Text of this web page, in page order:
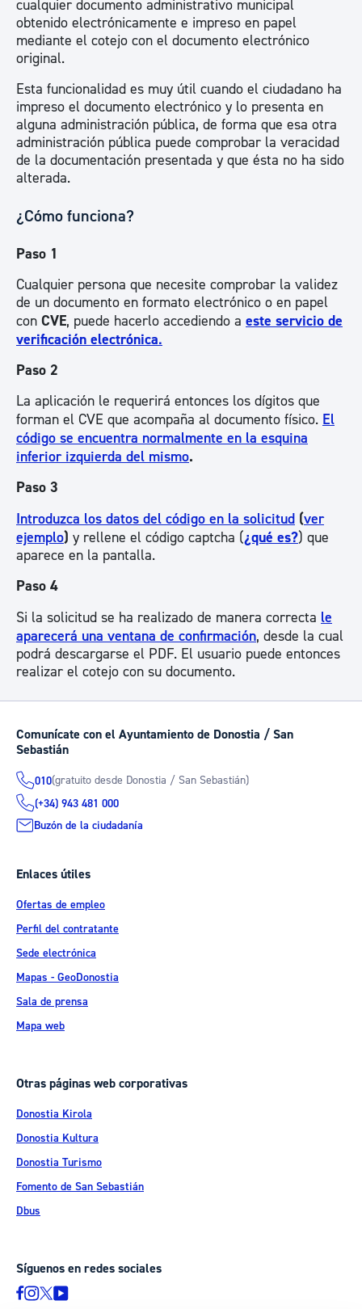
cualquier documento administrativo municipal
obtenido electrónicamente e impreso en papel
mediante el cotejo con el documento electrónico
original.
Esta funcionalidad es muy útil cuando el ciudadano ha
impreso el documento electrónico y lo presenta en
alguna administración pública, de forma que esa otra
administración pública puede comprobar la veracidad
de la documentación presentada y que ésta no ha sido
alterada.
¿Cómo funciona?
Paso 1
Cualquier persona que necesite comprobar la validez
de un documento en formato electrónico o en papel
con CVE, puede hacerlo accediendo a este servicio de
verificación electrónica.
Paso 2
La aplicación le requerirá entonces los dígitos que
forman el CVE que acompaña al documento físico. El
código se encuentra normalmente en la esquina
inferior izquierda del mismo.
Paso 3
Introduzca los datos del código en la solicitud (ver
ejemplo) y rellene el código captcha (¿qué es?) que
aparece en la pantalla.
Paso 4
Si la solicitud se ha realizado de manera correcta le
aparecerá una ventana de confirmación, desde la cual
podrá descargarse el PDF. El usuario puede entonces
realizar el cotejo con su documento.
Comunícate con el Ayuntamiento de Donostia / San
Sebastián
010(gratuito desde Donostia / San Sebastián)
(+34) 943 481 000
Buzón de la ciudadanía
Enlaces útiles
Ofertas de empleo
Perfil del contratante
Sede electrónica
Mapas - GeoDonostia
Sala de prensa
Mapa web
Otras páginas web corporativas
Donostia Kirola
Donostia Kultura
Donostia Turismo
Fomento de San Sebastián
Dbus
Síguenos en redes sociales